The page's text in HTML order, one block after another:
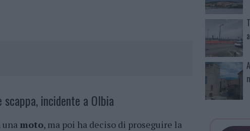
scappa, incidente a Olbia
una moto, ma poi ha deciso di proseguire la